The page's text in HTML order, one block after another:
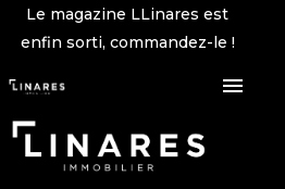
Le magazine LLinares est
enfin sorti, commandez-le !